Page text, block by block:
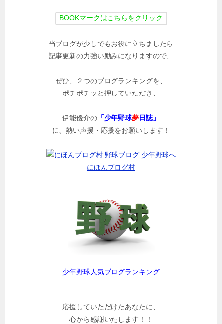
当ブログが少しでもお役に立ちましたら
記事更新の力強い励みになりますので、
ぜひ、２つのブログランキングを、
ポチポチッと押していただき、
伊能優介の 「少年野球夢日誌」
に、熱い声援・応援をお願いします！
にほんブログ村
少年野球人気ブログランキング
応援していただけたあなたに、
心から感謝いたします！！